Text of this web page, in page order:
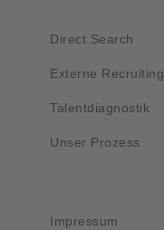
Direct Search
Externe Recruiting
Talentdiagnostik
Unser Prozess
Impressum